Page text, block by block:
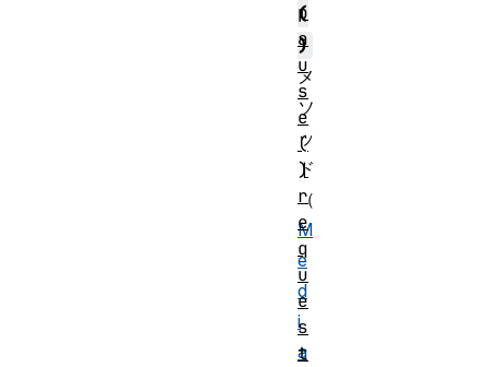
(
)
メ
ソ
ッ
ド
（
M
e
d
i
a
p
a
u
s
e
(
)
r
e
q
u
e
s
t